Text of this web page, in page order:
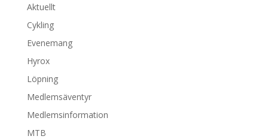
Aktuellt
Cykling
Evenemang
Hyrox
Löpning
Medlemsäventyr
Medlemsinformation
MTB